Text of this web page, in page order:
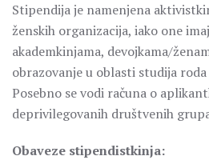
Stipendija je namenjena
ženskih organizacija, iako one
akademkinjama, devojkama/
obrazovanje u oblasti studija
Posebno se vodi računa o
deprivilegovanih društvenih
Obaveze stipendistkinja: